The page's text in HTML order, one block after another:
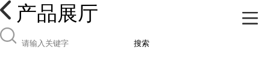
产品展厅
搜索